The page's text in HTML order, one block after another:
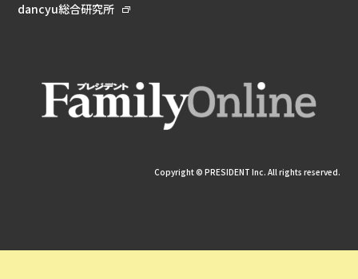
dancyu総合研究所
Copyright © PRESIDENT Inc. All rights reserved.